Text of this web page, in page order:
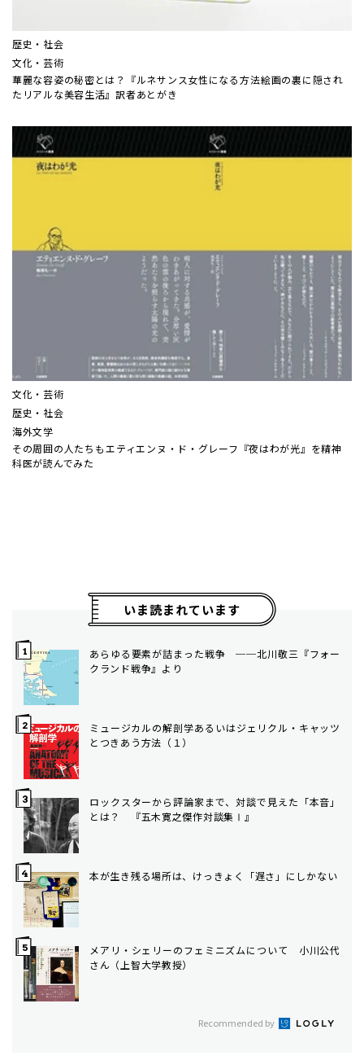
歴史・社会
文化・芸術
華麗な容姿の秘密とは？『ルネサンス女性になる方法――絵画の裏に隠され
たリアルな美容生活』訳者あとがき
文化・芸術
歴史・社会
海外文学
その周囲の人たちも――エティエンヌ・ド・グレーフ『夜はわが光』を精神
科医が読んでみた
いま読まれています
あらゆる要素が詰まった戦争 ──北川敬三『フォー
クランド戦争』より
ミュージカルの解剖学――あるいはジェリクル・キャッツ
とつきあう方法（１）
ロックスターから評論家まで、対談で見えた「本音」
とは？ 『五木寛之傑作対談集Ⅰ』
本が生き残る場所は、けっきょく「遅さ」にしかない
メアリ・シェリーのフェミニズムについて 小川公代
さん（上智大学教授）
Recommended by